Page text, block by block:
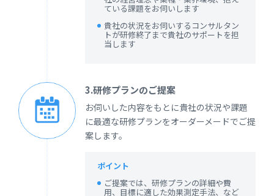
ている課題をお伺いします
貴社の状況をお伺いするコンサルタン
トが研修終了まで貴社のサポートを担
当します
3.研修プランのご提案
お伺いした内容をもとに貴社の状況や課題
に最適な研修プランをオーダーメードでご提
案します。
ポイント
ご提案では、研修プランの詳細や費
用、目標に適した効果測定手法、など